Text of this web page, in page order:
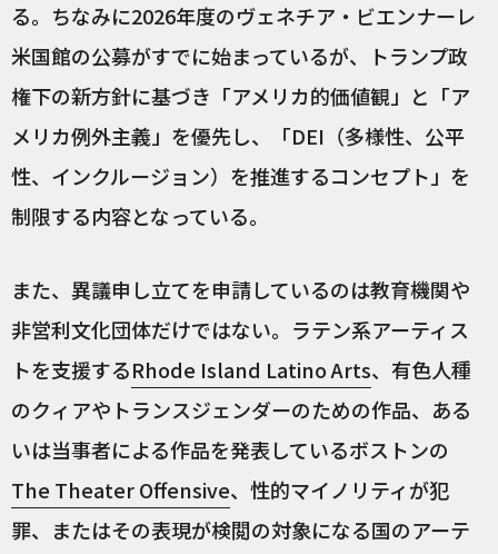
る。ちなみに2026年度のヴェネチア・ビエンナーレ
米国館の公募がすでに始まっているが、トランプ政
権下の新方針に基づき「アメリカ的価値観」と「ア
メリカ例外主義」を優先し、「DEI（多様性、公平
性、インクルージョン）を推進するコンセプト」を
制限する内容となっている。
また、異議申し立てを申請しているのは教育機関や
非営利文化団体だけではない。ラテン系アーティス
トを支援するRhode Island Latino Arts、有色人種
のクィアやトランスジェンダーのための作品、ある
いは当事者による作品を発表しているボストンの
The Theater Offensive、性的マイノリティが犯
罪、またはその表現が検閲の対象になる国のアーテ